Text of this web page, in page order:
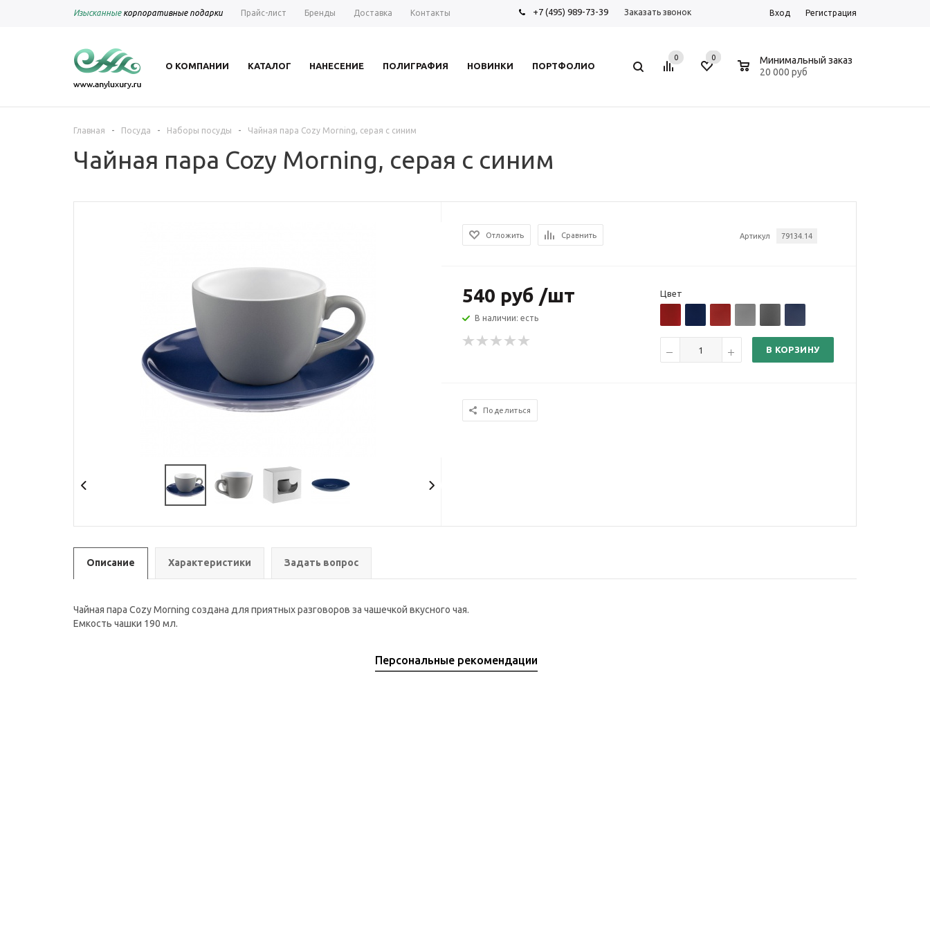
Изысканныекорпоративные подарки Прайс-лист Бренды Доставка Контакты +7 (495) 989-73-39 Заказать звонок Вход Регистрация
О КОМПАНИИ КАТАЛОГ НАНЕСЕНИЕ ПОЛИГРАФИЯ НОВИНКИ ПОРТФОЛИО
0 0
Минимальный заказ
20 000 руб
Главная - Посуда - Наборы посуды - Чайная пара Cozy Morning, серая с синим
Чайная пара Cozy Morning, серая с синим
Артикул 79134.14
Отложить Сравнить
540 руб /шт
В наличии: есть
Цвет
В КОРЗИНУ
Поделиться
Описание Характеристики Задать вопрос
Чайная пара Cozy Morning создана для приятных разговоров за чашечкой вкусного чая.
Емкость чашки 190 мл.
Персональные рекомендации